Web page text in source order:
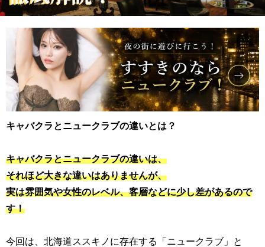
キャバクラとニュークラブの違いとは？
キャバクラとニュークラブの違いは、
それほど大きな違いはありませんが、
実は雰囲気や女性のレベル、客層などに少し差があるので
す！
今回は、北海道ススキノに存在する「ニュークラブ」と